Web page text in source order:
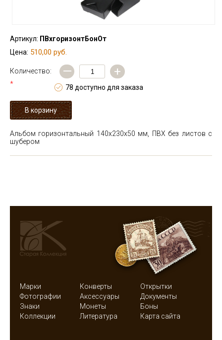
Артикул: ПВхгоризонтБонОт
Цена: 510,00 руб.
Количество:
*
— +
78 доступно для заказа
Альбом горизонтальный 140х230х50 мм, ПВХ без листов с
шубером
Марки Конверты
Открытки
Фотографии
Аксессуары
Документы
Знаки
Монеты
Боны
Коллекции
Литература Карта сайта